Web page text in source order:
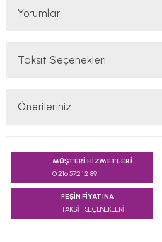
Yorumlar
Taksit Seçenekleri
Önerileriniz
konularda yetersiz gördüğünüz
kullanarak tarafımıza
Ürün resmi kalitesiz, bozuk
MÜŞTERİ HİZMETLERİ
0 216 572 12 89
PEŞİN FİYATINA
TAKSİT SEÇENEKLERİ